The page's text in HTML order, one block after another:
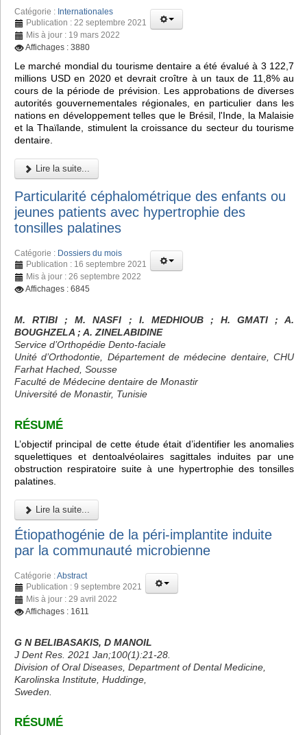
Catégorie : Internationales
Publication : 22 septembre 2021
Mis à jour : 19 mars 2022
Affichages : 3880
Le marché mondial du tourisme dentaire a été évalué à 3 122,7
millions USD en 2020 et devrait croître à un taux de 11,8% au
cours de la période de prévision. Les approbations de diverses
autorités gouvernementales régionales, en particulier dans les
nations en développement telles que le Brésil, l'Inde, la Malaisie
et la Thaïlande, stimulent la croissance du secteur du tourisme
dentaire.
Lire la suite...
Particularité céphalométrique des enfants ou
jeunes patients avec hypertrophie des
tonsilles palatines
Catégorie : Dossiers du mois
Publication : 16 septembre 2021
Mis à jour : 26 septembre 2022
Affichages : 6845
M. RTIBI ; M. NASFI ; I. MEDHIOUB ; H. GMATI
; A.
BOUGHZELA ; A. ZINELABIDINE
Service d’Orthopédie Dento-faciale
Unité d’Orthodontie, Département de médecine dentaire, CHU
Farhat Hached, Sousse
Faculté de Médecine dentaire de Monastir
Université de Monastir, Tunisie
RÉSUMÉ
L’objectif principal de cette étude était d’identifier les anomalies
squelettiques et dentoalvéolaires sagittales induites par une
obstruction respiratoire suite à une hypertrophie des tonsilles
palatines.
Lire la suite...
Étiopathogénie de la péri-implantite induite
par la communauté microbienne
Catégorie :Abstract
Publication : 9 septembre 2021
Mis à jour : 29 avril 2022
Affichages : 1611
G N BELIBASAKIS, D MANOIL
J Dent Res. 2021 Jan;100(1):21-28.
Division of Oral Diseases, Department of Dental Medicine,
Karolinska Institute, Huddinge,
Sweden.
RÉSUMÉ